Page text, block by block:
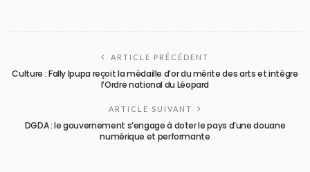
ARTICLE PRÉCÉDENT
Culture : Fally Ipupa reçoit la médaille d’or du mérite des arts et intègre
l’Ordre national du Léopard
ARTICLE SUIVANT
DGDA : le gouvernement s’engage à doter le pays d’une douane
numérique et performante